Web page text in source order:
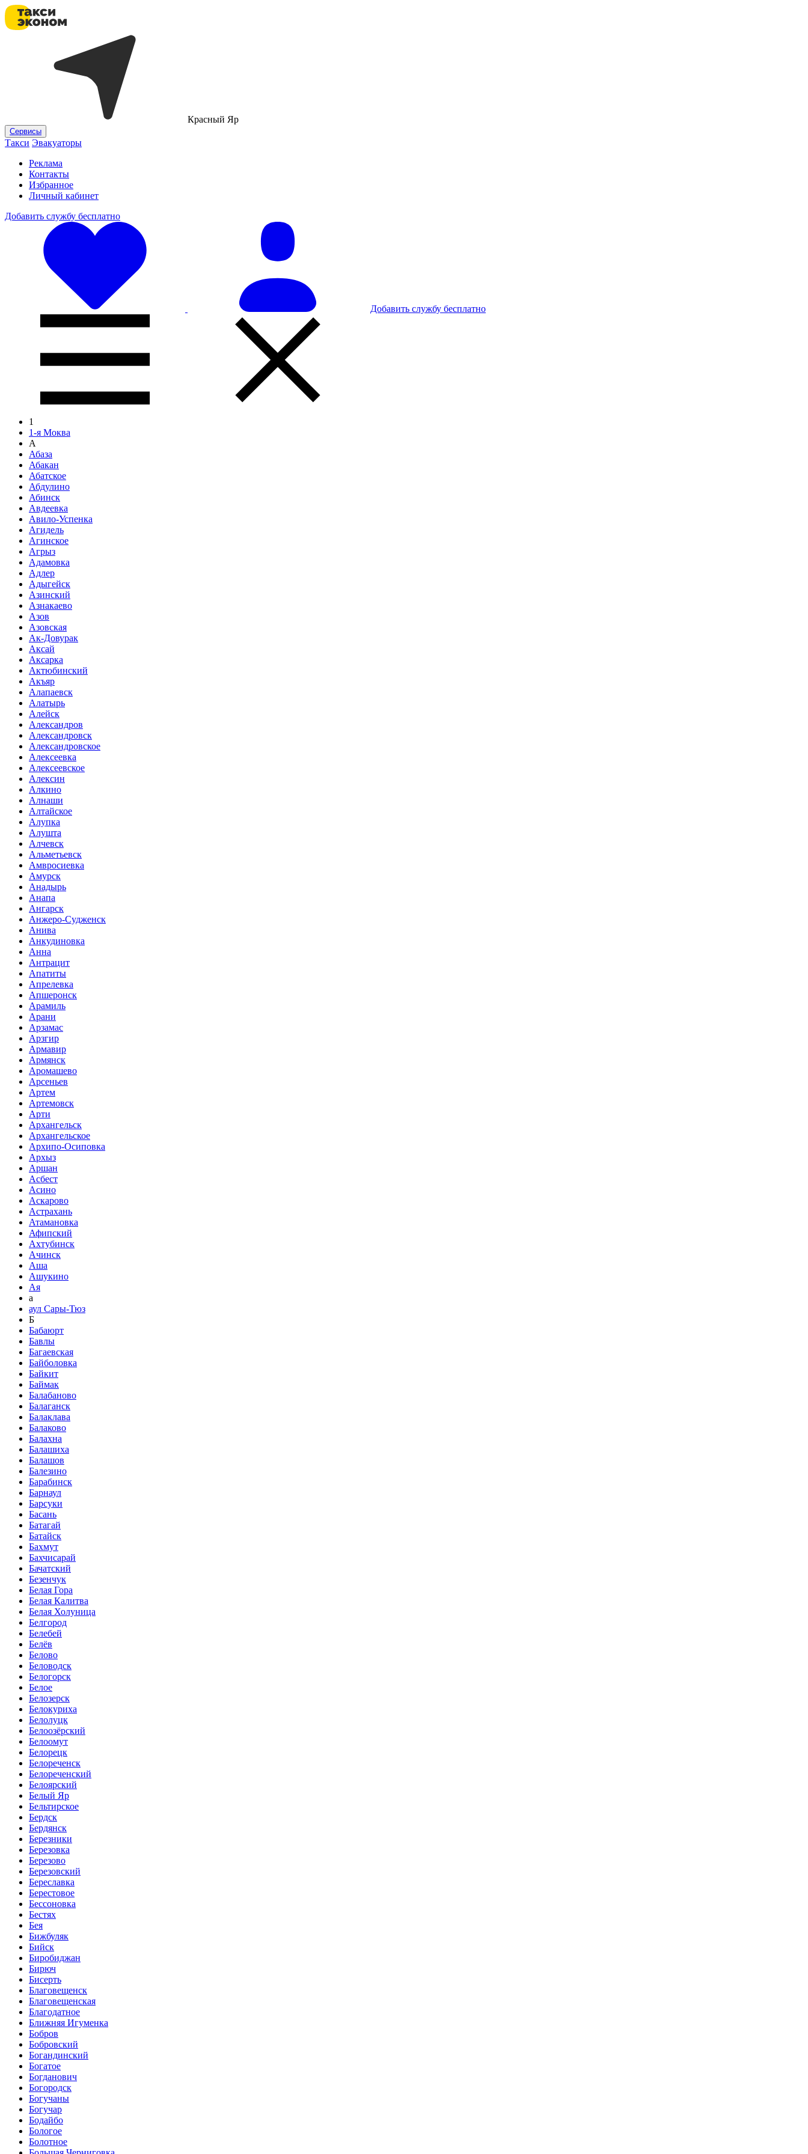
Красный Яр
Сервисы
Такси Эвакуаторы
Реклама
Контакты
Избранное
Личный кабинет
Добавить службу бесплатно
Добавить службу бесплатно
1
1-я Моква
А
Абаза
Абакан
Абатское
Абдулино
Абинск
Авдеевка
Авило-Успенка
Агидель
Агинское
Агрыз
Адамовка
Адлер
Адыгейск
Азинский
Азнакаево
Азов
Азовская
Ак-Довурак
Аксай
Аксарка
Актюбинский
Акъяр
Алапаевск
Алатырь
Алейск
Александров
Александровск
Александровское
Алексеевка
Алексеевское
Алексин
Алкино
Алнаши
Алтайское
Алупка
Алушта
Алчевск
Альметьевск
Амвросиевка
Амурск
Анадырь
Анапа
Ангарск
Анжеро-Судженск
Анива
Анкудиновка
Анна
Антрацит
Апатиты
Апрелевка
Апшеронск
Арамиль
Арани
Арзамас
Арзгир
Армавир
Армянск
Аромашево
Арсеньев
Артем
Артемовск
Арти
Архангельск
Архангельское
Архипо-Осиповка
Архыз
Аршан
Асбест
Асино
Аскарово
Астрахань
Атамановка
Афипский
Ахтубинск
Ачинск
Аша
Ашукино
Ая
а
аул Сары-Тюз
Б
Бабаюрт
Бавлы
Багаевская
Байболовка
Байкит
Баймак
Балабаново
Балаганск
Балаклава
Балаково
Балахна
Балашиха
Балашов
Балезино
Барабинск
Барнаул
Барсуки
Басань
Батагай
Батайск
Бахмут
Бахчисарай
Бачатский
Безенчук
Белая Гора
Белая Калитва
Белая Холуница
Белгород
Белебей
Белёв
Белово
Беловодск
Белогорск
Белое
Белозерск
Белокуриха
Белолуцк
Белоозёрский
Белоомут
Белорецк
Белореченск
Белореченский
Белоярский
Белый Яр
Бельтирское
Бердск
Бердянск
Березники
Березовка
Березово
Березовский
Береславка
Берестовое
Бессоновка
Бестях
Бея
Бижбуляк
Бийск
Биробиджан
Бирюч
Бисерть
Благовещенск
Благовещенская
Благодатное
Ближняя Игуменка
Бобров
Бобровский
Богандинский
Богатое
Богданович
Богородск
Богучаны
Богучар
Бодайбо
Бологое
Болотное